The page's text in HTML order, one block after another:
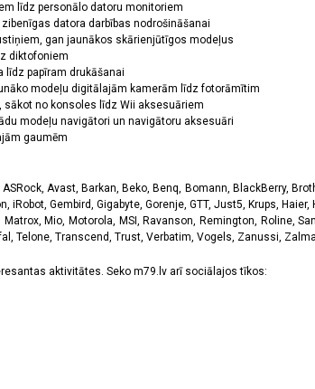
līdz personālo datoru monitoriem
datora darbības nodrošināšanai
gan jaunākos skārienjūtīgos modeļus
diktofoniem
līdz papīram drukāšanai
modeļu digitālajām kamerām līdz fotorāmītim
no konsoles līdz Wii aksesuāriem
modeļu navigātori un navigātoru aksesuāri
gaumēm
Avast, Barkan, Beko, Benq, Bomann, BlackBerry,
Gembird, Gigabyte, Gorenje, GTT, Just5, Krups,
Mio, Motorola, MSI, Ravanson, Remington, Roline,
Telone, Transcend, Trust, Verbatim, Vogels, Zanussi,
aktivitātes. Seko m79.lv arī sociālajos tīkos: